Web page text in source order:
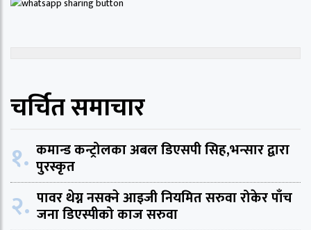
चर्चित समाचार
१. कमान्ड कन्ट्रोलका अबल डिएसपी सिह,भन्सार द्वारा
पुरस्कृत
२. पावर थेग्न नसक्ने आइजी नियमित सरुवा रोकेर पाँच
जना डिएस्पीको काज सरुवा